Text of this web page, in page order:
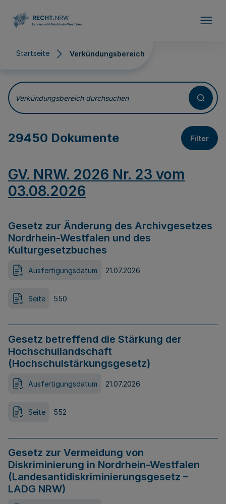
Startseite Verkündungsbereich
Verkündungsbereich
Verkündungsbereich durchsuchen
29450 Dokumente Filter
GV. NRW. 2026 Nr. 23 vom
03.08.2026
Gesetz zur Änderung des Archivgesetzes
Nordrhein-Westfalen und des
Kulturgesetzbuches
Ausfertigungsdatum 21.07.2026
Seite 550
Gesetz betreffend die Stärkung der
Hochschullandschaft
(Hochschulstärkungsgesetz)
Ausfertigungsdatum 21.07.2026
Seite 552
Gesetz zur Vermeidung von
Diskriminierung in Nordrhein-Westfalen
(Landesantidiskriminierungsgesetz –
LADG NRW)